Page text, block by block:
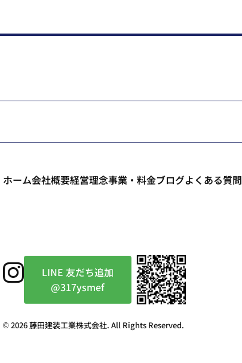
ホーム会社概要経営理念事業・料金ブログよくある質問
LINE 友だち追加
@317ysmef
© 2026 藤田建装工業株式会社. All Rights Reserved.